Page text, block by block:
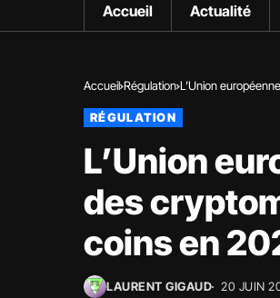
Accueil Actualité
Accueil Régulation L’Union
RÉGULATION
L’Union
des
coins en
LAURENT GIGAUD 20 JUIN